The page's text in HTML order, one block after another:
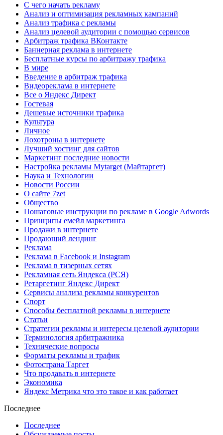
C чего начать рекламу
Анализ и оптимизация рекламных кампаний
Анализ трафика с рекламы
Анализ целевой аудитории с помощью сервисов
Арбитраж трафика ВКонтакте
Баннерная реклама в интернете
Бесплатные курсы по арбитражу трафика
В мире
Введение в арбитраж трафика
Видеореклама в интернете
Все о Яндекс Директ
Гостевая
Дешевые источники трафика
Культура
Личное
Лохотроны в интернете
Лучший хостинг для сайтов
Маркетинг последние новости
Настройка рекламы Mytarget (Майтаргет)
Наука и Технологии
Новости России
О сайте 7zet
Общество
Пошаговые инструкции по рекламе в Google Adwords
Принципы емейл маркетинга
Продажи в интернете
Продающий лендинг
Реклама
Реклама в Facebook и Instagram
Реклама в тизерных сетях
Рекламная сеть Яндекса (РСЯ)
Ретаргетинг Яндекс Директ
Сервисы анализа рекламы конкурентов
Спорт
Способы бесплатной рекламы в интернете
Статьи
Стратегии рекламы и интересы целевой аудитории
Терминология арбитражника
Технические вопросы
Форматы рекламы и трафик
Фотострана Таргет
Что продавать в интернете
Экономика
Яндекс Метрика что это такое и как работает
Последнее
Последнее